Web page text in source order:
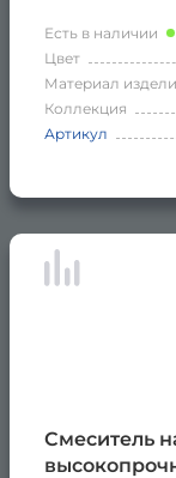
Есть в наличии
Цвет
Материал
Коллекция
Артикул
Смеситель